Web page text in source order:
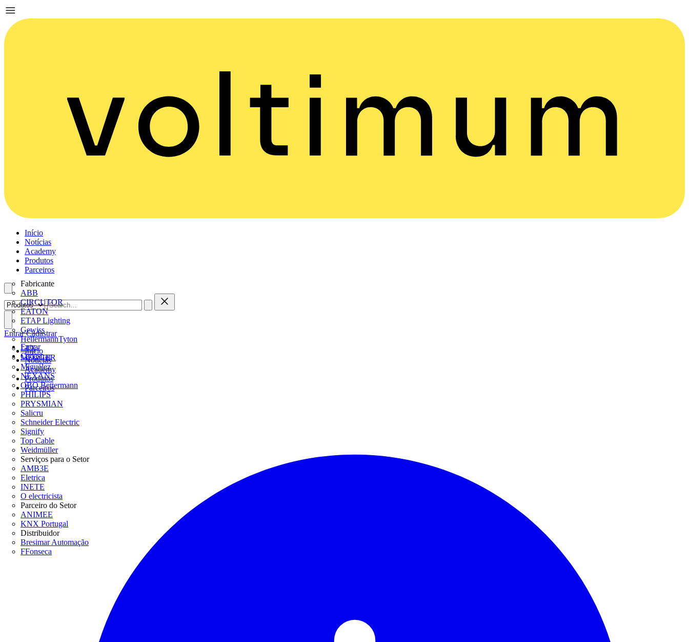
Início
Notícias
Academy
Produtos
Parceiros
Fabricante
ABB
CIRCUTOR
EATON
ETAP Lighting
Gewiss
HellermannTyton
LTX
MEGGER
Miguélez
NEXANS
OBO Bettermann
PHILIPS
PRYSMIAN
Salicru
Schneider Electric
Signify
Top Cable
Weidmüller
Serviços para o Setor
AMB3E
Eletrica
INETE
O electricista
Parceiro do Setor
ANIMEE
KNX Portugal
Distribuidor
Bresimar Automação
FFonseca
Entrar
Cadastrar
Entrar Cadastrar
Início
Notícias
Academy
Produtos
Parceiros